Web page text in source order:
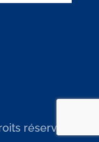
réservés